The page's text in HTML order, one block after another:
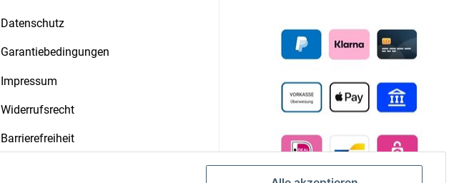
Datenschutz
Garantiebedingungen
Impressum
Widerrufsrecht
Barrierefreiheit